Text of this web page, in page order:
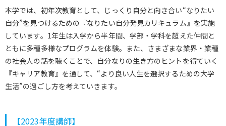
本学では、初年次教育として、じっくり自分と向き合い“なりたい
自分”を見つけるための『なりたい自分発見カリキュラム』を実施
しています。1年生は入学から半年間、学部・学科を超えた仲間と
ともに多種多様なプログラムを体験。また、さまざまな業界・業種
の社会人の話を聴くことで、自分なりの生き方のヒントを得ていく
『キャリア教育』を通して、“より良い人生を選択するための大学
生活”の過ごし方を考えていきます。
【2023年度講師】